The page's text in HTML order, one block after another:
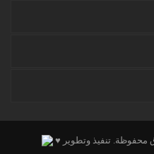
تنفيذ وتطوير ♥